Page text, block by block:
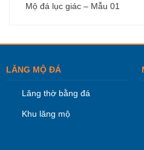
Mộ đá lục giác – Mẫu 01
LĂNG MỘ ĐÁ
Lăng thờ bằng đá
Khu lăng mộ